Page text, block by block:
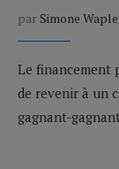
par Simone
Le financement
de revenir à un
gagnant-